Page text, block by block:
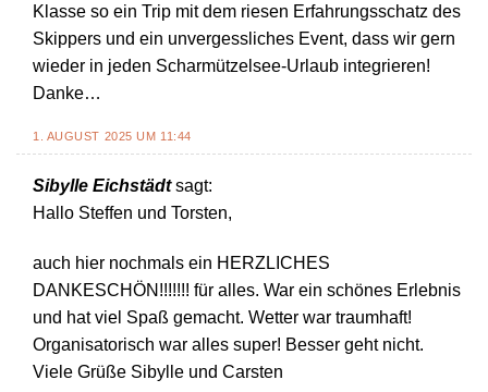
Klasse so ein Trip mit dem riesen Erfahrungsschatz des
Skippers und ein unvergessliches Event, dass wir gern
wieder in jeden Scharmützelsee-Urlaub integrieren!
Danke…
1. AUGUST 2025 UM 11:44
Sibylle Eichstädt sagt:
Hallo Steffen und Torsten,
auch hier nochmals ein HERZLICHES
DANKESCHÖN!!!!!!! für alles. War ein schönes Erlebnis
und hat viel Spaß gemacht. Wetter war traumhaft!
Organisatorisch war alles super! Besser geht nicht.
Viele Grüße Sibylle und Carsten